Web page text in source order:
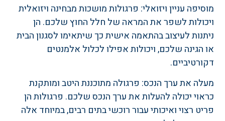
מוסיפה עניין ויזואלי: פרגולות מושכות מבחינה ויזואלית
ויכולות לשפר את המראה של חלל החוץ שלכם. הן
ניתנות לעיצוב בהתאמה אישית כך שיתאימו לסגנון הבית
או הגינה שלכם, ויכולות אפילו לכלול אלמנטים
דקורטיביים.
מעלה את ערך הנכס: פרגולה מתוכננת היטב ומותקנת
כראוי יכולה להעלות את ערך הנכס שלכם. פרגולות הן
פריט רצוי ואיכותי עבור רוכשי בתים רבים, במיוחד אלה